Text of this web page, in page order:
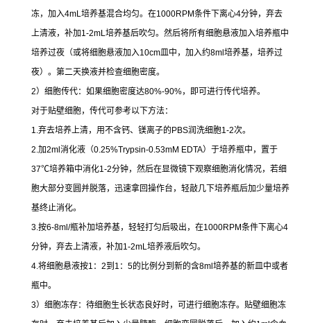
冻，加入4mL 培养基混合均匀。在1000RPM条件下离心4分钟，弃去
上清液，补加1-2mL 培养基后吹匀。然后将所有细胞悬液加入培养瓶中
培养过夜（或将细胞悬液加入10cm皿中，加入约8ml培养基，培养过
夜）。第二天换液并检查细胞密度。
2）细胞传代：如果细胞密度达80%-90%，即可进行传代培养。
对于贴壁细胞，传代可参考以下方法：
1. 弃去培养上清，用不含钙、镁离子的PBS润洗细胞1-2次。
2. 加2ml消化液（0.25%Trypsin-0.53mM EDTA）于培养瓶中，置于
37℃培养箱中消化1-2分钟，然后在显微镜下观察细胞消化情况，若细
胞大部分变圆并脱落，迅速拿回操作台，轻敲几下培养瓶后加少量培养
基终止消化。
3. 按6-8ml/瓶补加培养基，轻轻打匀后吸出，在1000RPM条件下离心4
分钟，弃去上清液，补加1-2mL 培养液后吹匀。
4. 将细胞悬液按1 ： 2到 1 ： 5的比例分到新的含8ml培养基的新皿中或者
瓶中。
3）细胞冻存：待细胞生长状态良好时，可进行细胞冻存。贴壁细胞冻